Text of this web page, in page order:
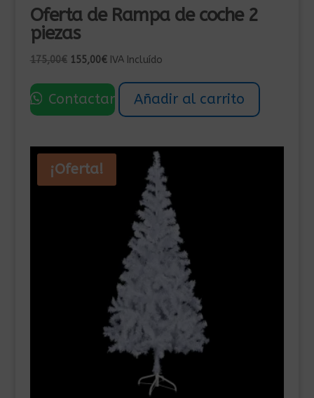
Oferta de Rampa de coche 2
piezas
175,00€ El
original
era:
155,00€El
actual
es:
IVA Incluído
Contactar Añadir al carrito
¡Oferta!